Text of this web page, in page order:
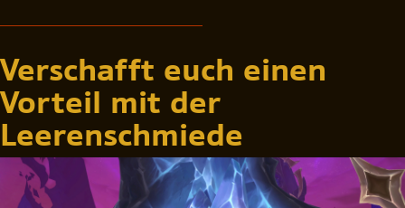
Verschafft euch einen
Vorteil mit der
Leerenschmiede